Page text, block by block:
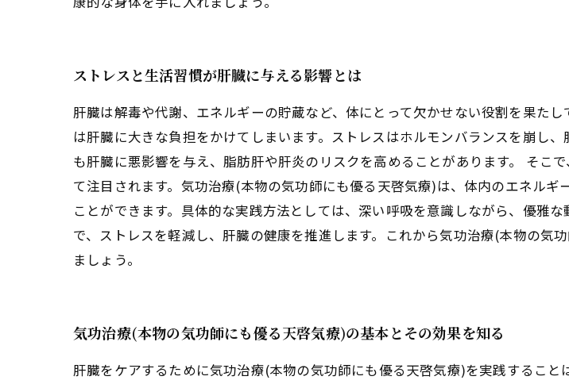
ストレスと生活習慣が肝臓に与える影響とは
肝臓は解毒や代謝、エネルギーの貯蔵など、体にとって欠かせない役割を果た
は肝臓に大きな負担をかけてしまいます。ストレスはホルモンバランスを崩し
も肝臓に悪影響を与え、脂肪肝や肝炎のリスクを高めることがあります。 そこ
て注目されます。気功治療(本物の気功師にも優る天啓気療)は、体内のエネル
ことができます。具体的な実践方法としては、深い呼吸を意識しながら、優雅
で、ストレスを軽減し、肝臓の健康を推進します。これから気功治療(本物の気
ましょう。
気功治療(本物の気功師にも優る天啓気療)の基本とその効果を知る
肝臓をケアするために気功治療(本物の気功師にも優る天啓気療)を実践するこ